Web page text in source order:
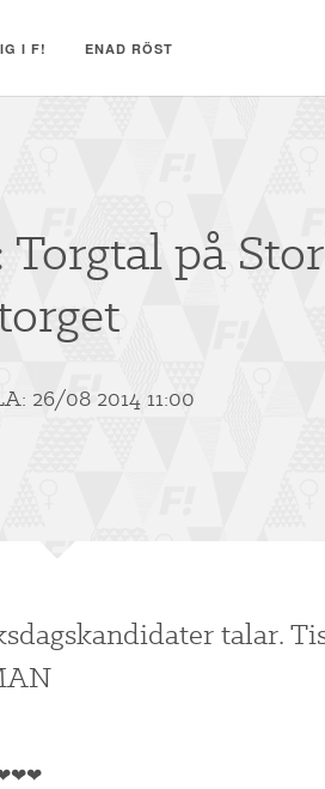
I F! ENAD RÖST
på
26/08 2014 11:00
talar.
❤❤❤